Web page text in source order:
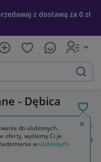
z dostawą za 0 zł
szukaj
- Dębica
Lampy ścienne Kinkiety
kinkiety ścienne
do ulubionych.
oferty, wyślemy Ci je
w ulubionych